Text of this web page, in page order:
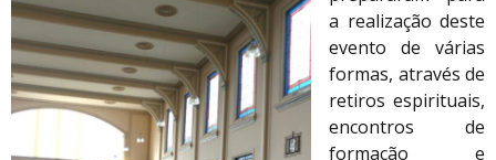
a realização deste
evento de várias
formas, através de
retiros espirituais,
encontros de
formação e